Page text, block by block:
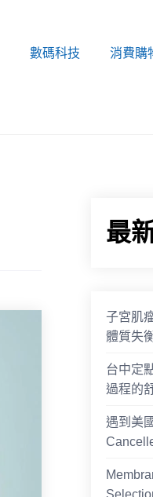
數碼科技 消費購
最
子宮肌
體質失
台中定
過程的
遇到美